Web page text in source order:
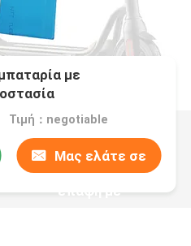
με
Τιμή：negotiable
Μας ελάτε σε
επαφή με